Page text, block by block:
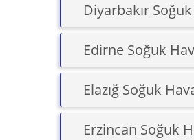
Diyarbakır
Edirne Soğuk
Elazığ Soğuk
Erzincan Soğuk